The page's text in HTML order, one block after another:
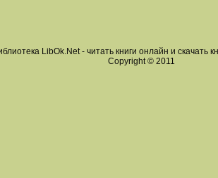
LibOk.Net - читать книги онлайн и скачать
Copyright © 2011